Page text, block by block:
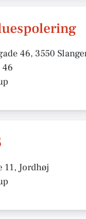
46, 3550
46
11, Jordhøj